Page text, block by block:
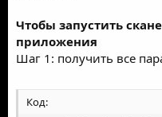
Чтобы запустить
приложения
Шаг 1: получить все
Код: